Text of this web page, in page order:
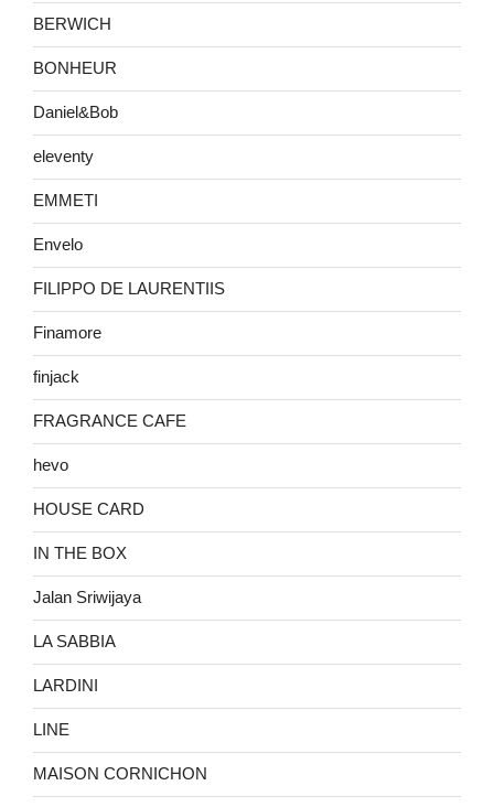
BERWICH
BONHEUR
Daniel&Bob
eleventy
EMMETI
Envelo
FILIPPO DE LAURENTIIS
Finamore
finjack
FRAGRANCE CAFE
hevo
HOUSE CARD
IN THE BOX
Jalan Sriwijaya
LA SABBIA
LARDINI
LINE
MAISON CORNICHON